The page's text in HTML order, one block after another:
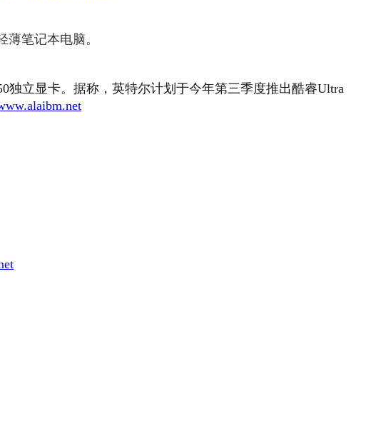
笔记本电脑。
独立显卡。据称，英特尔计划于今年第三季度推出酷睿Ultra